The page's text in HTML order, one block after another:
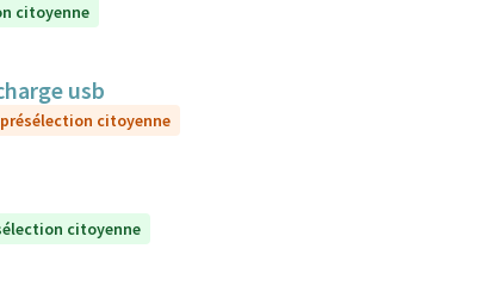
citoyenne
usb
citoyenne
citoyenne